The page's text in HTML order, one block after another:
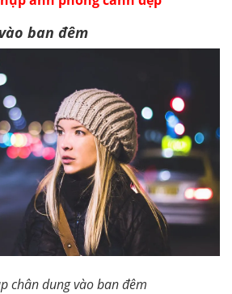
ban đêm
chân dung vào ban đêm